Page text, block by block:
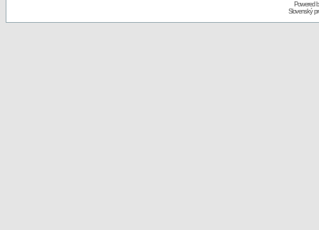
Powered
Slovenský